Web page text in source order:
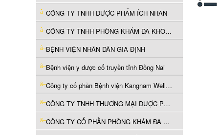
CÔNG TY TNHH DƯỢC PHẨM ÍCH NHÂN
CÔNG TY TNHH PHÒNG KHÁM ĐA KHOA NHƠN TÂM
BỆNH VIỆN NHÂN DÂN GIA ĐỊNH
Bệnh viện y dược cổ truyền tỉnh Đồng Nai
Công ty cổ phần Bệnh viện Kangnam Wellness
CÔNG TY TNHH THƯƠNG MẠI DƯỢC PHẨM TRANG LY
CÔNG TY CỔ PHẦN PHÒNG KHÁM ĐA KHOA TÂM LONG